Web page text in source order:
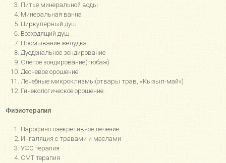
Питье минеральной воды
Минеральная ванна
Циркулярный душ
Восходящий душ
Промывание желудка
Дуоденальное зондирование
Слепое зондирование(тюбаж)
Десневое орошение
Лечебные микроклизмы(отвары трав, «Кызыл-май»)
Гинекологическое орошение.
Физиотерапия
Парофино-озекретивное лечение
Ингаляция с травами и маслами
УФО терапия
СМТ терапия